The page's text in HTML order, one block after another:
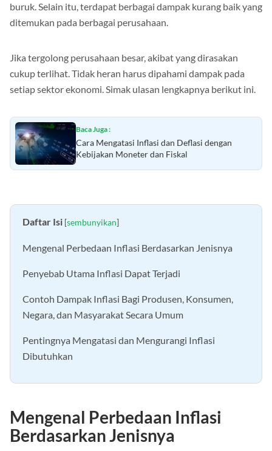
buruk. Selain itu, terdapat berbagai dampak kurang baik yang
ditemukan pada berbagai perusahaan.
Jika tergolong perusahaan besar, akibat yang dirasakan
cukup terlihat. Tidak heran harus dipahami dampak pada
setiap sektor ekonomi. Simak ulasan lengkapnya berikut ini.
Baca Juga :
Cara Mengatasi Inflasi dan Deflasi dengan
Kebijakan Moneter dan Fiskal
Daftar Isi [sembunyikan]
Mengenal Perbedaan Inflasi Berdasarkan Jenisnya
Penyebab Utama Inflasi Dapat Terjadi
Contoh Dampak Inflasi Bagi Produsen, Konsumen,
Negara, dan Masyarakat Secara Umum
Pentingnya Mengatasi dan Mengurangi Inflasi
Dibutuhkan
Mengenal Perbedaan Inflasi
Berdasarkan Jenisnya